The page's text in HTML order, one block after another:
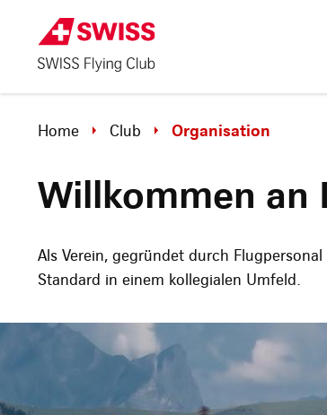
Home Club Organisation
Willkommen an
Als Verein, gegründet durch
Standard in einem kollegialen Umfeld.